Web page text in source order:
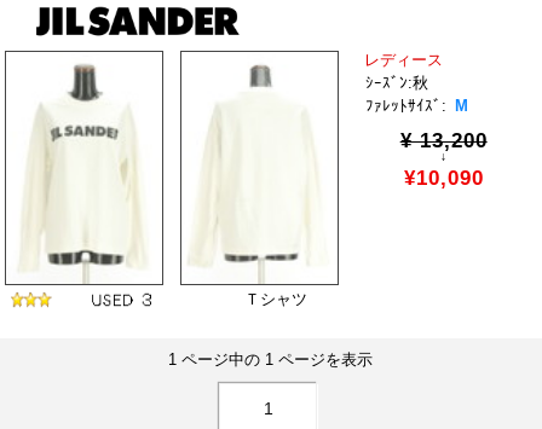
レディース
ｼｰｽﾞﾝ:秋
ﾌｧﾚｯﾄｻｲｽﾞ:
M
¥ 13,200
↓
¥10,090
Ｔシャツ
1 ページ中の 1 ページを表示
1